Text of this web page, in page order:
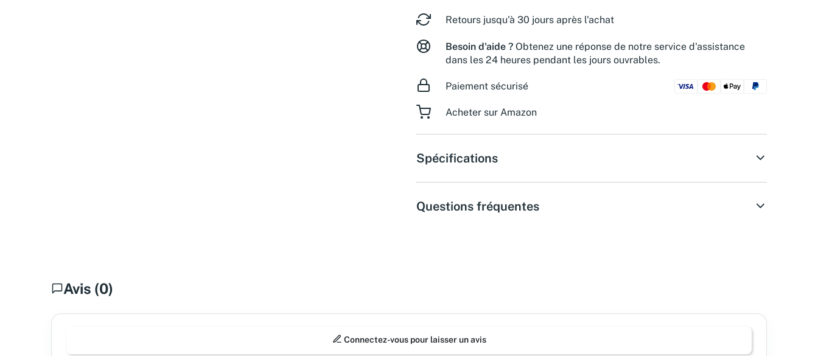
Retours jusqu'à 30 jours après l'achat
Besoin d'aide ? Obtenez une réponse de notre service d'assistance
dans les 24 heures pendant les jours ouvrables.
Paiement sécurisé
Acheter sur Amazon
Spécifications
Questions fréquentes
Avis (0)
Connectez-vous pour laisser un avis